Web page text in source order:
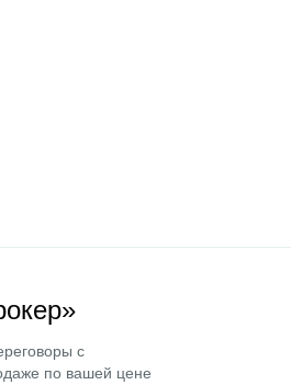
с
по вашей цене